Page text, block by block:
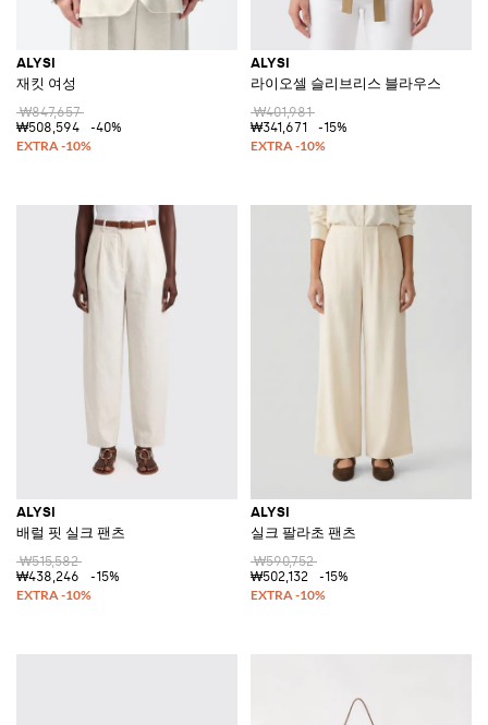
ALYSI
재킷 여성
₩847,657
₩508,594
-40%
ALYSI
라이오셀 슬리브리스 블라우스
₩401,981
₩341,671
-15%
ALYSI
배럴 핏 실크 팬츠
₩515,582
₩438,246
-15%
ALYSI
실크 팔라초 팬츠
₩590,752
₩502,132
-15%